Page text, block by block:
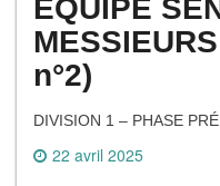
ÉQUIPE
n°2)
DIVISION 1 – PHASE
22 avril 2025